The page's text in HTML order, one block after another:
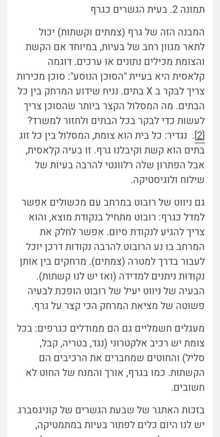
תמונה 2. בעית הגשרים כגרף
המבנה הזה של גרף (צמתים וקשתות) יכול
לתאר מגוון רחב של בעיות, במיוחד אם הקשת
והצומת מכילים נתונים או ערכים. דוגמה
קלאסית היא בעיית "הסוכן הנוסע": סוכן מכירות
צריך לבקר ב X בתים. נניח שידוע המרחק בין כל
הבתים. מה המסלול הקצר ביותר שהסוכן צריך
לעשות כדי לבקר בכל הבתים ולחזור למשרד?
[2] . נגדיר: כל בית הוא צומת, המסלול בין כל זוג
בתים הוא קשת וקיבלנו גרף. זו בעיה קלאסית,
אבל הפתרון שלה רלוונטי להרבה בעיות של
שילוח ולוגיסטיקה.
גם ניווט של רובוט במרחב עם מכשולים אפשר
למדל כגרף: רובוט מתחיל בנקודת מוצא, והוא
צריך להגיע לנקודת סיום. אפשר לחלק את
המרחב בו נע הרובוט להרבה נקודות דרכן יוכל
לעבור בדרך למטרה (צמתים). מרחקים בין אותן
נקודות ניתנים למדידה (ואז יש לנו קשתות).
הבעיה של ניווט יעיל של רובוט הופכת לבעיה
פשוטה של מציאת המרחק הכי קצר על גרף.
מעגלים חשמליים גם הם ממודלים כגרפים: בכל
צומת יש רכיב אלקטרוני (נגד, בטריה, קבל,
סליל) והחוטים שמחברים את הרכיבים הם
הקשתות. כמו בגרף, אורך והמנח של החוט לא
חשובים.
בזכות האתגר של שבעת הגשרים של קוניגסברג
יש לנו היום כלים לפתור בעיות במתמטיקה,